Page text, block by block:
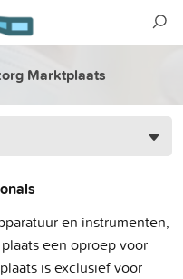
Marktplaats
en instrumenten,
een oproep voor
is exclusief voor